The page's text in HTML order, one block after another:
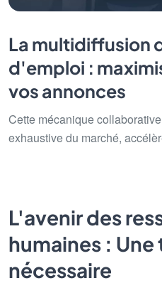
La multidiffusion
d'emploi :
vos annonces
Cette mécanique
exhaustive du marché,
L'avenir des
humaines :
nécessaire